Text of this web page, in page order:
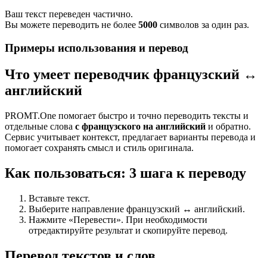
Ваш текст переведен частично.
Вы можете переводить не более 5000 символов за один раз.
Примеры использования и перевод
Что умеет переводчик французский ↔
английский
PROMT.One помогает быстро и точно переводить тексты и
отдельные слова с французского на английский и обратно.
Сервис учитывает контекст, предлагает варианты перевода и
помогает сохранять смысл и стиль оригинала.
Как пользоваться: 3 шага к переводу
Вставьте текст.
Выберите направление французский ↔ английский.
Нажмите «Перевести». При необходимости
отредактируйте результат и скопируйте перевод.